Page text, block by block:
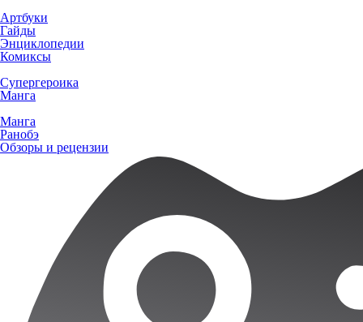
Артбуки
Гайды
Энциклопедии
Комиксы
Супергероика
Манга
Манга
Ранобэ
Обзоры и рецензии